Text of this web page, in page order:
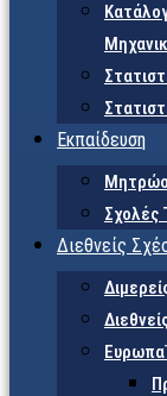
Εκπαίδευση
Σχολές
Διεθνείς